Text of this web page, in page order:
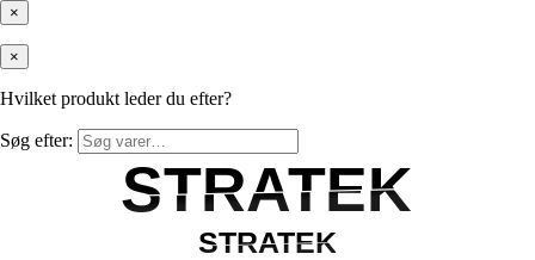
×
×
Hvilket produkt leder du efter?
Søg efter:
STRATEK
STRATEK
STRATEK
STRATEK